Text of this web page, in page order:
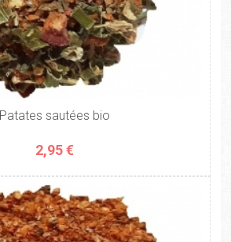
Patates sautées bio
2,95 €